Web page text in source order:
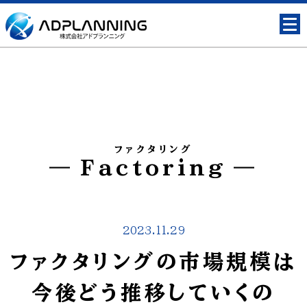
ファクタリング
Factoring
2023.11.29
ファクタリングの市場規模は
今後どう推移していくの